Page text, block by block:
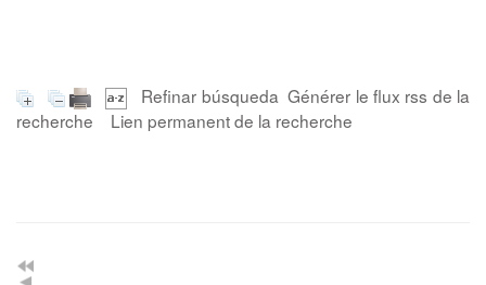
Refinar búsqueda Générer le flux rss de la
recherche
Lien permanent de la recherche